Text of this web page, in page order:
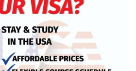
খুলনায় অবরোধের সমর্থনে দুপুরে ও
সন্ধ্যায় বিএনপির মিছিল
রেললাইন কাটা, গাড়িতে আগুন—এ
কোন রাজনীতি, প্রশ্ন তথ্যমন্ত্রীর